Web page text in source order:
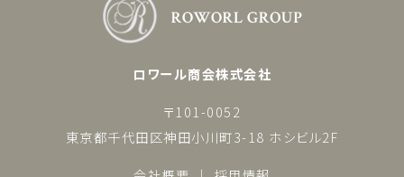
ロワール商会株式会社
〒101-0052
東京都千代田区神田小川町3-18 ホシビル2F